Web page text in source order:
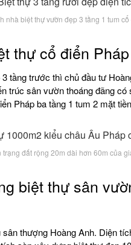
nhà biệt thự vườn đẹp 3 tầng 1 tum
thự cổ điển
tầng trước thì chủ đầu tư
trúc sân vườn thoáng đãng
Pháp ba tầng 1 tum 2 mặt
trạng đất rộng 20m dài hơn 60m của
biệt thự sân
thượng Hoàng Anh. Diện